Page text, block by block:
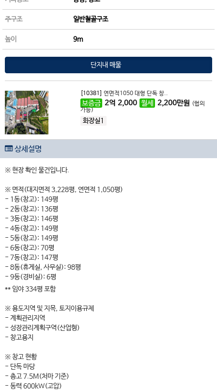
주구조 일반철골구조
높이 9m
단지내 매물
[10381] 연면적1050 대형 단독 창..
보증금 2억 2,000 월세 2,200만원 (협의
가능)
화장실1
상세설명
※ 현장 확인 물건입니다.
※ 면적(대지면적 3,228평, 연면적 1,050평)
- 1동(창고): 149평
- 2동(창고): 136평
- 3동(창고): 146평
- 4동(창고): 149평
- 5동(창고): 149평
- 6동(창고): 70평
- 7동(창고): 147평
- 8동(휴게실, 사무실): 98평
- 9동(경비실): 6평
** 임야 334평 포함
※ 용도지역 및 지목, 토지이용규제
- 계획관리지역
- 성장관리계획구역(산업형)
- 창고용지
※ 창고 현황
- 단독 마당
- 층고 7.5M(처마 기준)
- 동력 600kW(고압)